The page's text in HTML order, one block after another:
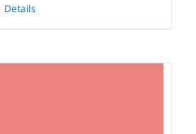
Details